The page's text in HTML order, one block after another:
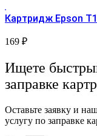
Картридж Epson
169 ₽
Ищете
заправке
Оставьте заявку и
услугу по заправке